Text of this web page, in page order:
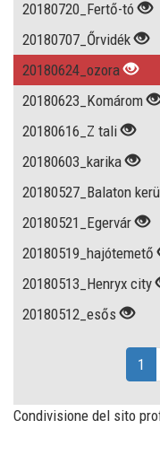
20180720_Fertő-tó
20180707_Őrvidék
20180624_ozora
20180623_Komárom
20180616_Z tali
20180603_karika
20180527_Balaton
20180521_Egervár
20180519_hajótemető
20180513_Henryx city
20180512_esős
1
Condivisione del sito